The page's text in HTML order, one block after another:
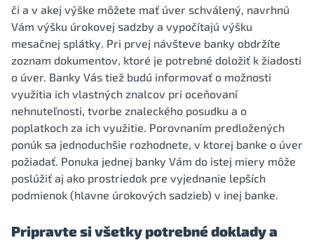
či a v akej výške môžete mať úver schválený, navrhnú
Vám výšku úrokovej sadzby a vypočítajú výšku
mesačnej splátky. Pri prvej návšteve banky obdržíte
zoznam dokumentov, ktoré je potrebné doložiť k žiadosti
o úver. Banky Vás tiež budú informovať o možnosti
využitia ich vlastných znalcov pri oceňovaní
nehnuteľnosti, tvorbe znaleckého posudku a o
poplatkoch za ich využitie. Porovnaním predložených
ponúk sa jednoduchšie rozhodnete, v ktorej banke o úver
požiadať. Ponuka jednej banky Vám do istej miery môže
poslúžiť aj ako prostriedok pre vyjednanie lepších
podmienok (hlavne úrokových sadzieb) v inej banke.
Pripravte si všetky potrebné doklady a